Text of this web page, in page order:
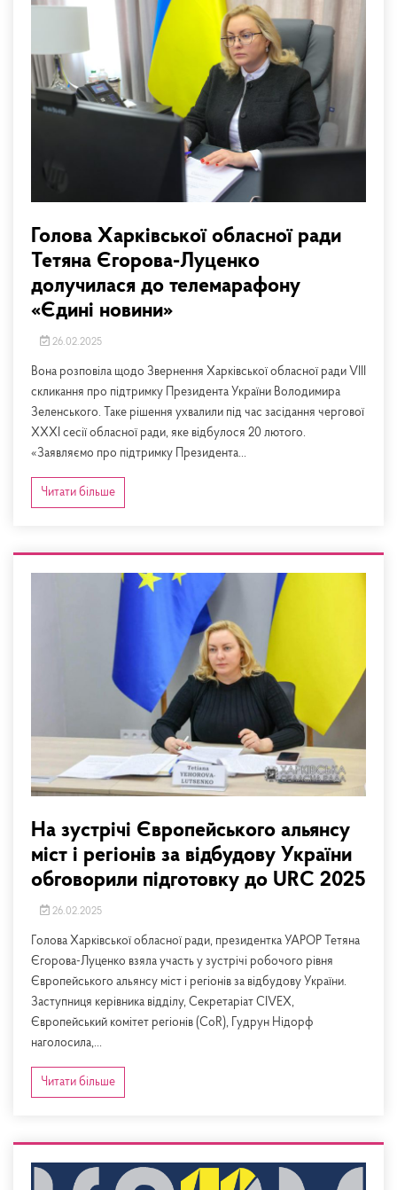
Голова Харківської обласної ради
Тетяна Єгорова-Луценко
долучилася до телемарафону
«Єдині новини»
26.02.2025
Вона розповіла щодо Звернення Харківської обласної ради VIII
скликання про підтримку Президента України Володимира
Зеленського. Таке рішення ухвалили під час засідання чергової
ХXХІ сесії обласної ради, яке відбулося 20 лютого.
«Заявляємо про підтримку Президента...
Читати більше
На зустрічі Європейського альянсу
міст і регіонів за відбудову України
обговорили підготовку до URC 2025
26.02.2025
Голова Харківської обласної ради, президентка УАРОР Тетяна
Єгорова-Луценко взяла участь у зустрічі робочого рівня
Європейського альянсу міст і регіонів за відбудову України.
Заступниця керівника відділу, Секретаріат CIVEX,
Європейський комітет регіонів (CoR), Гудрун Нідорф
наголосила,...
Читати більше